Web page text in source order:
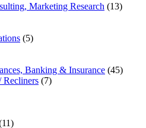
Marketing Research (13)
(5)
Banking & Insurance (45)
Recliners (7)